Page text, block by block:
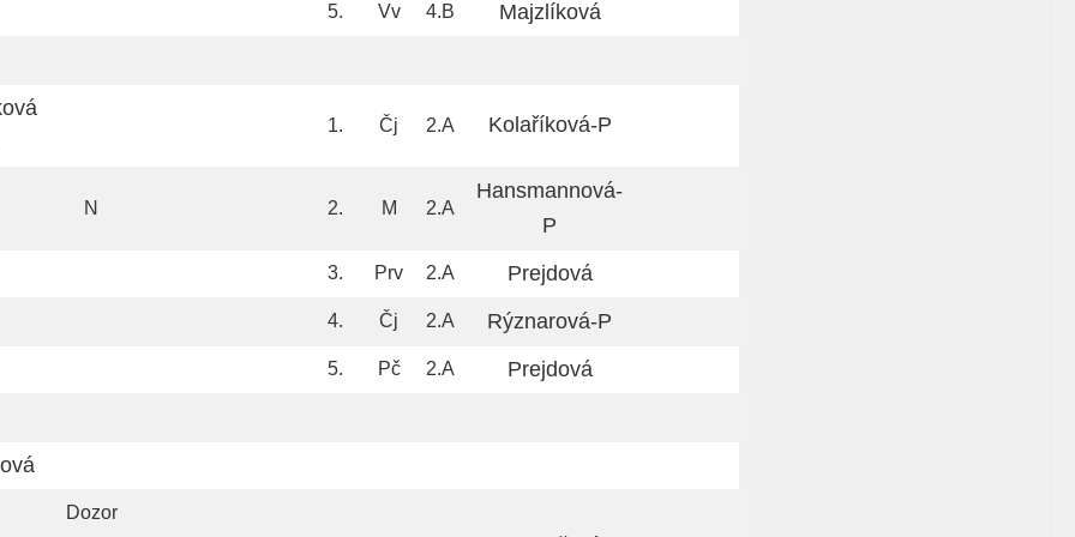
5. Vv 4.B Majzlíková
1. Čj 2.A Kolaříková-P
N 2. M 2.A
Hansmannová-
P
3. Prv 2.A Prejdová
4. Čj 2.A Rýznarová-P
5. Pč 2.A Prejdová
Dozor